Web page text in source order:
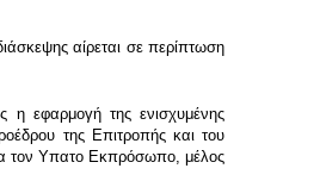
αίρεται σε περίπτωση
η εφαρμογή της ενισχυμένης
της Επιτροπής και του
τον Υπατο Εκπρόσωπο, μέλος